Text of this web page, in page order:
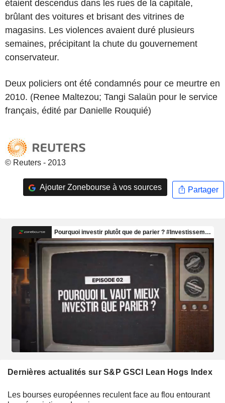
étaient descendus dans les rues de la capitale,
brûlant des voitures et brisant des vitrines de
magasins. Les violences avaient duré plusieurs
semaines, précipitant la chute du gouvernement
conservateur.
Deux policiers ont été condamnés pour ce meurtre en
2010. (Renee Maltezou; Tangi Salaün pour le service
français, édité par Danielle Rouquié)
© Reuters - 2013
Ajouter Zonebourse à vos sources Partager
Dernières actualités sur S&P GSCI Lean Hogs Index
Les bourses européennes reculent face au flou entourant